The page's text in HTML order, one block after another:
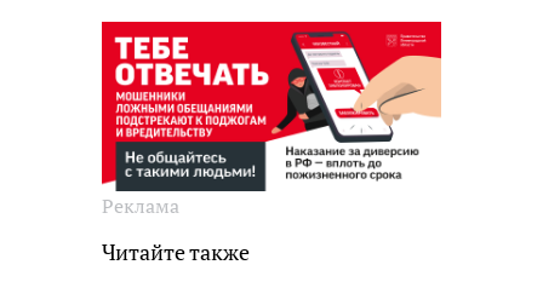
Реклама
Читайте также